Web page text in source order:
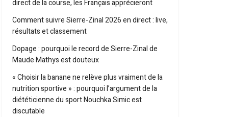
direct de la course, les Français apprécieront
Comment suivre Sierre-Zinal 2026 en direct : live,
résultats et classement
Dopage : pourquoi le record de Sierre-Zinal de
Maude Mathys est douteux
« Choisir la banane ne relève plus vraiment de la
nutrition sportive » : pourquoi l’argument de la
diététicienne du sport Nouchka Simic est
discutable